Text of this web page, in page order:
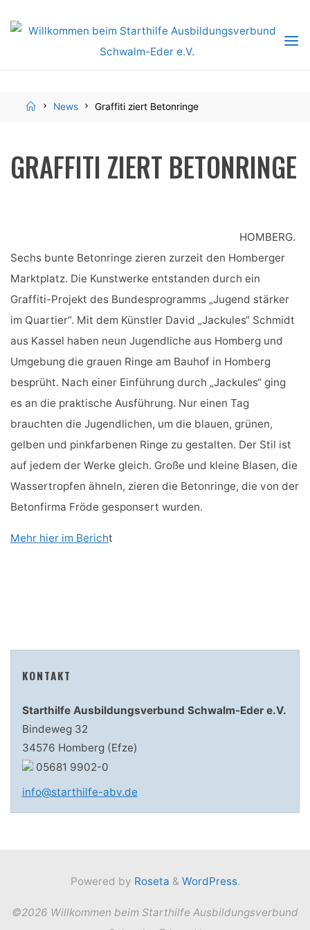
HomeNews Graffiti ziert Betonringe
GRAFFITI ZIERT BETONRINGE
HOMBERG.
Sechs bunte Betonringe zieren zurzeit den Homberger
Marktplatz. Die Kunstwerke entstanden durch ein
Graffiti-Projekt des Bundesprogramms „Jugend stärker
im Quartier“. Mit dem Künstler David „Jackules“ Schmidt
aus Kassel haben neun Jugendliche aus Homberg und
Umgebung die grauen Ringe am Bauhof in Homberg
besprüht. Nach einer Einführung durch „Jackules“ ging
es an die praktische Ausführung. Nur einen Tag
brauchten die Jugendlichen, um die blauen, grünen,
gelben und pinkfarbenen Ringe zu gestalten. Der Stil ist
auf jedem der Werke gleich. Große und kleine Blasen, die
Wassertropfen ähneln, zieren die Betonringe, die von der
Betonfirma Fröde gesponsert wurden.
Mehr hier im Bericht
KONTAKT
Starthilfe Ausbildungsverbund Schwalm-Eder e.V.
Bindeweg 32
34576 Homberg (Efze)
05681 9902-0
info@starthilfe-abv.de
Powered by Roseta & WordPress.
©2026 Willkommen beim Starthilfe Ausbildungsverbund